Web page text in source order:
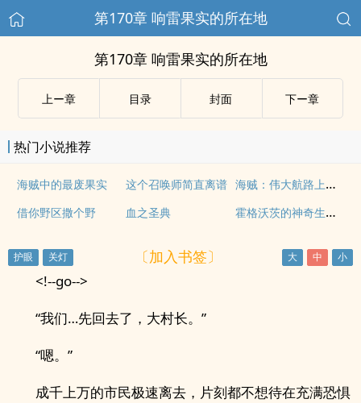
第170章 响雷果实的所在地
第170章 响雷果实的所在地
上ー章 目录 封面 下ー章
热门小说推荐
海贼中的最废果实 这个召唤师简直离谱 海贼：伟大航路上的技能大师
借你野区撒个野 血之圣典 霍格沃茨的神奇生物训练家
〔加入书签〕
<!--go-->
“我们…先回去了，大村长。”
“嗯。”
成千上万的市民极速离去，片刻都不想待在充满恐惧